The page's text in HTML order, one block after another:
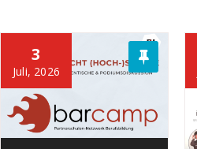
3
Juli, 2026